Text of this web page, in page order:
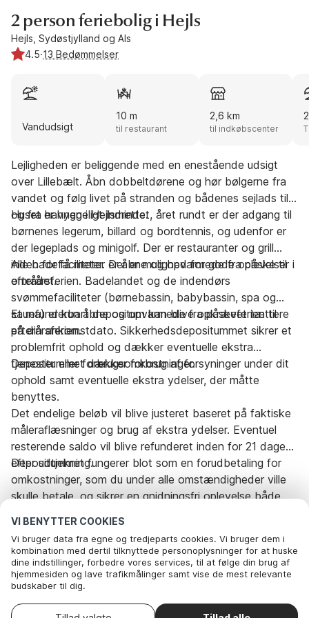
VI BENYTTER COOKIES
Vi bruger data fra egne og tredjeparts cookies. Vi bruger dem i
kombination med dertil tilknyttede personoplysninger for at huske
dine indstillinger, forbedre vores services, til at følge din brug af
hjemmesiden og lave trafikmålinger samt vise de mest relevante
budskaber til dig.
hvilke af vores valgfrie cookies du vil acceptere.
2 person feriebolig i Hejls
Hejls, Sydøstjylland og Als
4.5·13 Bedømmelser
Vandudsigt
10 m
til restaurant
2,6 km
til indkøbscenter
Lejligheden er beliggende med en enestående udsigt
over Lillebælt. Åbn dobbeltdørene og hør bølgerne fra
vandet og følg livet på stranden og bådenes sejlads til
og fra havnen i Hejlsminde.
Huset er hyggeligt indrettet, året rundt er der adgang til
børnenes legerum, billard og bordtennis, og udenfor er
der legeplads og minigolf. Der er restauranter og grill
inden for få meter. Der er mulighed for gode oplevelser i
området.
Alle badefaciliteter er åbne og opvarmede fra påske til
efterårsferien. Badelandet og de indendørs
svømmefaciliteter (børnebassin, babybassin, spa og
sauna) er kun åbne og opvarmede fra påskeferien til
efterårsferien.
Et refunderbart depositum kan blive opkrævet tættere
på din ankomstdato. Sikkerhedsdepositummet sikrer et
problemfrit ophold og dækker eventuelle ekstra
tjenester eller forbrugsomkostninger.
Depositummet dækker forbrug af forsyninger under dit
ophold samt eventuelle ekstra ydelser, der måtte
benyttes.
Det endelige beløb vil blive justeret baseret på faktiske
måleraflæsninger og brug af ekstra ydelser. Eventuel
resterende saldo vil blive refunderet inden for 21 dage
efter udtjekning.
Depositummet fungerer blot som en forudbetaling for
omkostninger, som du under alle omstændigheder ville
skulle betale, og sikrer en gnidningsfri oplevelse både
Rejseperiode og gæster
Dato Vælg datoer
Vælg ankomstdato